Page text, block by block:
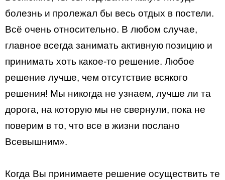
болезнь и пролежал бы весь отдых в постели.
Всё очень относительно. В любом случае,
главное всегда занимать активную позицию и
принимать хоть какое-то решение. Любое
решение лучше, чем отсутствие всякого
решения! Мы никогда не узнаем, лучше ли та
дорога, на которую мы не свернули, пока не
поверим в то, что все в жизни послано
Всевышним».
Когда Вы принимаете решение осуществить те